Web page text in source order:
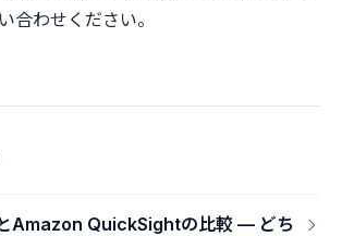
合わせください。
Amazon QuickSightの比較 — どち